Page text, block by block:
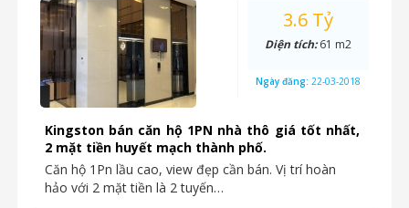
Kingston bán căn hộ 1PN nhà thô giá tốt nhất,
2 mặt tiền huyết mạch thành phố.
Căn hộ 1Pn lầu cao, view đẹp cần bán. Vị trí hoàn
hảo với 2 mặt tiền là 2 tuyến…
3.6 Tỷ
Diện tích:61 m2
Ngày đăng: 22-03-2018